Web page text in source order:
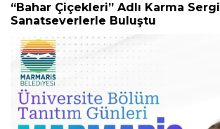
“Bahar Çiçekleri” Adlı Karma Sergi
Sanatseverlerle Buluştu